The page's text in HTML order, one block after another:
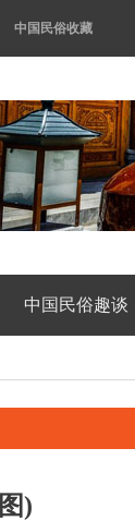
中国民俗收藏
中国民俗趣谈
)